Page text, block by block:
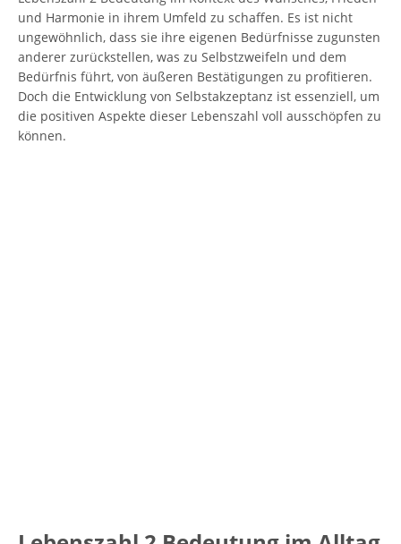
und Harmonie in ihrem Umfeld zu schaffen. Es ist nicht
ungewöhnlich, dass sie ihre eigenen Bedürfnisse zugunsten
anderer zurückstellen, was zu Selbstzweifeln und dem
Bedürfnis führt, von äußeren Bestätigungen zu profitieren.
Doch die Entwicklung von Selbstakzeptanz ist essenziell, um
die positiven Aspekte dieser Lebenszahl voll ausschöpfen zu
können.